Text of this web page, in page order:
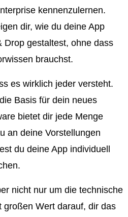
kennenzulernen.
dir, wie du deine App
Drop gestaltest, ohne dass
brauchst.
es wirklich jeder versteht.
Basis für dein neues
bietet dir jede Menge
an deine Vorstellungen
du deine App individuell
nicht nur um die technische
großen Wert darauf, dir das